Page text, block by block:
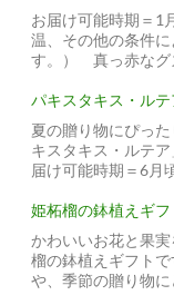
お届け可能時期＝1
温、その他の条件
す。） 真っ赤なグ
パキスタキス・ル
夏の贈り物にぴっ
キスタキス・ルテ
届け可能時期＝6月
姫柘榴の鉢植えギフ
かわいいお花と果
榴の鉢植えギフト
や、季節の贈り物